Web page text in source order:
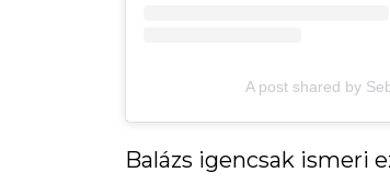
A post shared by
Balázs igencsak ismeri